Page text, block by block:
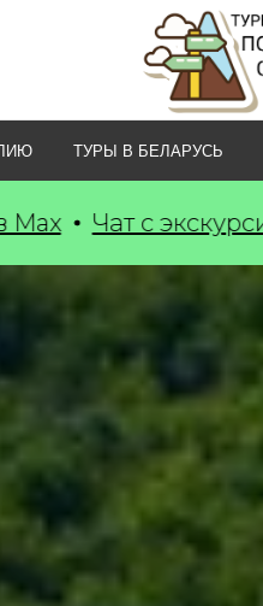
ТУРЫ В БЕЛАРУСЬ
и турами в Max